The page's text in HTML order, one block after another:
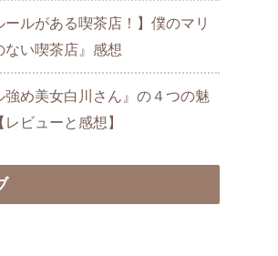
ールがある喫茶店！】僕のマリ
ない喫茶店』感想
強め美女白川さん』の４つの魅
ビューと感想】